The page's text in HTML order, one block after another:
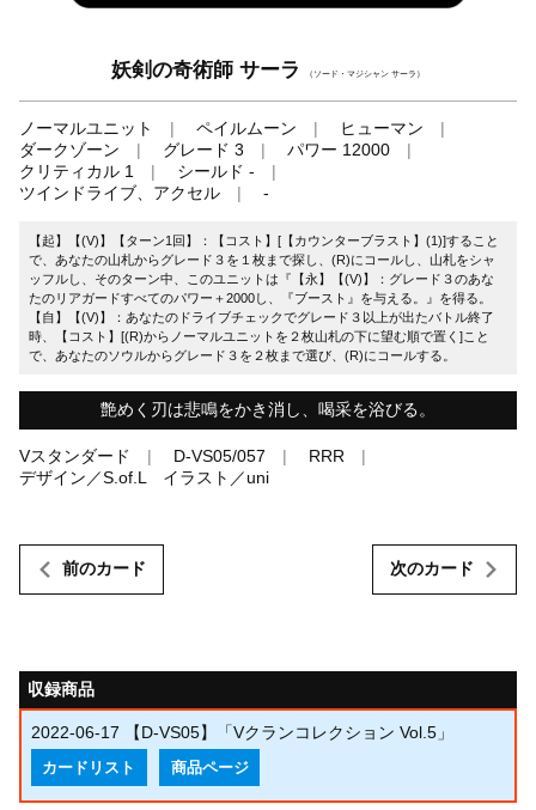
妖剣の奇術師 サーラ （ソード・マジシャン サーラ）
ノーマルユニット ペイルムーン
ヒューマン
ダークゾーン
グレード 3
パワー 12000
クリティカル 1
シールド -
ツインドライブ、アクセル
-
【起】【(V)】【ターン1回】：【コスト】[【カウンターブラスト】(1)]すること
で、あなたの山札からグレード３を１枚まで探し、(R)にコールし、山札をシャ
ッフルし、そのターン中、このユニットは『【永】【(V)】：グレード３のあな
たのリアガードすべてのパワー＋2000し、『ブースト』を与える。』を得る。
【自】【(V)】：あなたのドライブチェックでグレード３以上が出たバトル終了
時、【コスト】[(R)からノーマルユニットを２枚山札の下に望む順で置く]こと
で、あなたのソウルからグレード３を２枚まで選び、(R)にコールする。
艶めく刃は悲鳴をかき消し、喝采を浴びる。
Vスタンダード D-VS05/057
RRR
デザイン／S.of.L イラスト／uni
前のカード 次のカード
収録商品
2022-06-17 【D-VS05】「Vクランコレクション Vol.5」
カードリスト 商品ページ